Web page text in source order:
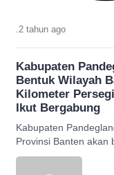
.2 tahun ago
Kabupaten
Bentuk Wilayah
Kilometer
Ikut Bergabung
Kabupaten
Provinsi Banten akan
daerah baru, diperkirakan luasnya